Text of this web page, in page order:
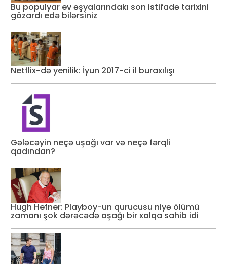
Bu populyar ev əşyalarındakı son istifadə tarixini
gözardı edə bilərsiniz
Netflix-də yenilik: İyun 2017-ci il buraxılışı
Gələcəyin neçə uşağı var və neçə fərqli
qadından?
Hugh Hefner: Playboy-un qurucusu niyə ölümü
zamanı şok dərəcədə aşağı bir xalqa sahib idi